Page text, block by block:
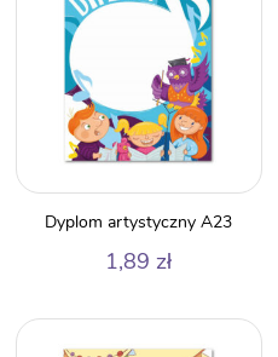
Dyplom artystyczny A23
1,89 zł